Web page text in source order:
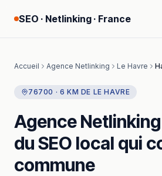
SEO · Netlinking · France
Accueil Agence Netlinking Le Havre
76700 · 6 KM DE LE HAVRE
Agence Netlinking
du SEO local qui
commune